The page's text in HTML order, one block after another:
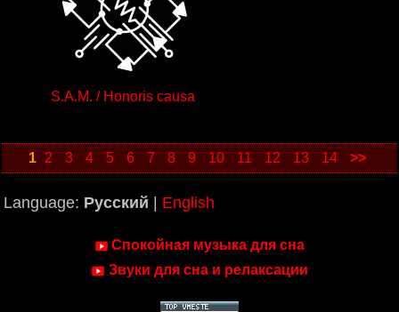
S.A.M. / Honoris causa
1 2 3 4 5 6 7 8 9 10 11 12 13 14 >>
Language: Русский English
Спокойная музыка для сна
Звуки для сна и релаксации